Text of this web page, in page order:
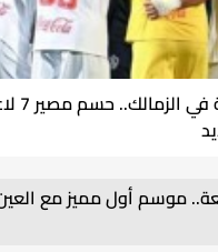
موسم أول مميز مع العين